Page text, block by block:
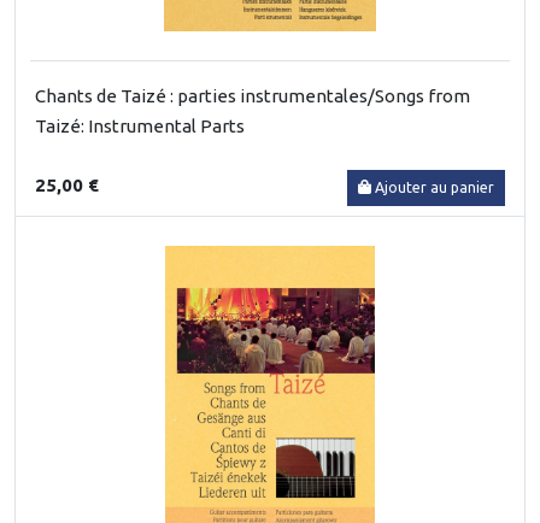
Chants de Taizé : parties instrumentales/Songs from
Taizé: Instrumental Parts
25,00 € Ajouter au panier